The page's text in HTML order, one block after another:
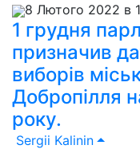
8 Лютого 2022 в
1 грудня
призначив
виборів
Добропілля
року.
Sergii Kalinin